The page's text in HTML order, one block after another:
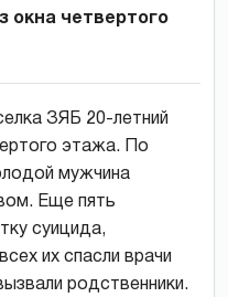
окна четвертого
ЗЯБ 20-летний
этажа. По
мужчина
Еще пять
суицида,
их спасли врачи
родственники.